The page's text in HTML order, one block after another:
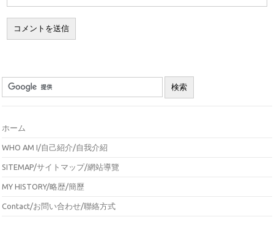
ホーム
WHO AM I/自己紹介/自我介紹
SITEMAP/サイトマップ/網站導覽
MY HISTORY/略歴/簡歷
Contact/お問い合わせ/聯絡方式